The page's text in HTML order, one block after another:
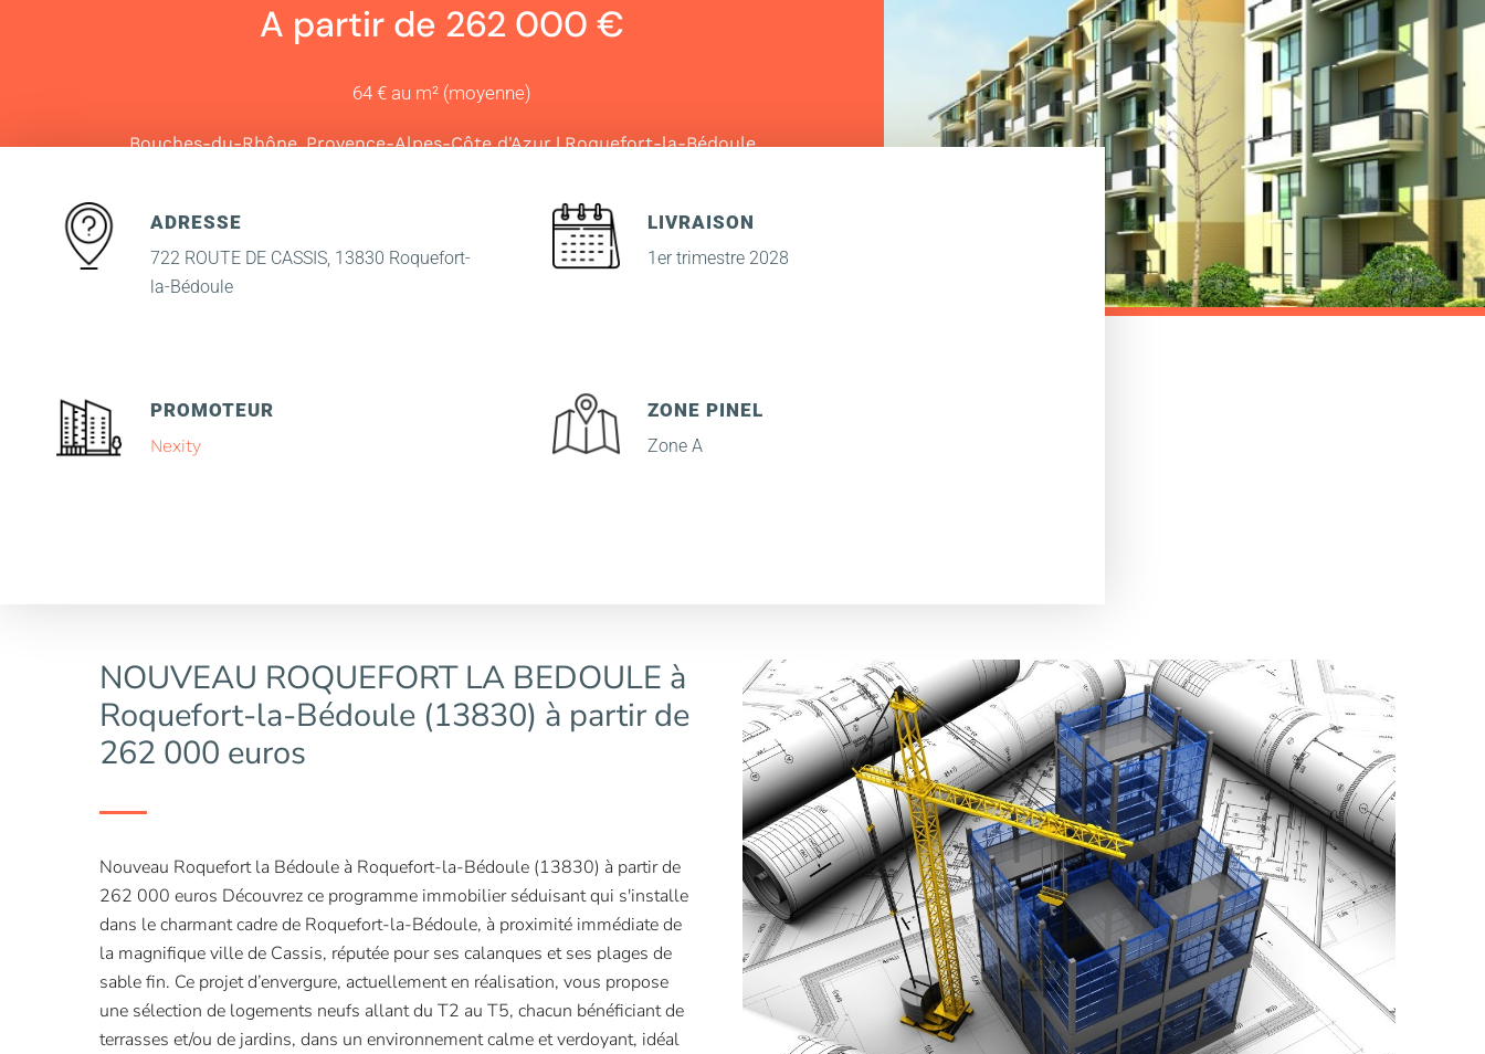
A partir de 262 000 €
64 € au m² (moyenne)
Bouches-du-Rhône,Provence-Alpes-Côte d'Azur|Roquefort-la-Bédoule
ADRESSE
722 ROUTE DE CASSIS, 13830 Roquefort-
la-Bédoule
LIVRAISON
1er trimestre 2028
PROMOTEUR
Nexity
ZONE PINEL
Zone A
NOUVEAU ROQUEFORT LA BEDOULE à
Roquefort-la-Bédoule (13830) à partir de
262 000 euros
Nouveau Roquefort la Bédoule à Roquefort-la-Bédoule (13830) à partir de
262 000 euros Découvrez ce programme immobilier séduisant qui s'installe
dans le charmant cadre de Roquefort-la-Bédoule, à proximité immédiate de
la magnifique ville de Cassis, réputée pour ses calanques et ses plages de
sable fin. Ce projet d’envergure, actuellement en réalisation, vous propose
une sélection de logements neufs allant du T2 au T5, chacun bénéficiant de
terrasses et/ou de jardins, dans un environnement calme et verdoyant, idéal